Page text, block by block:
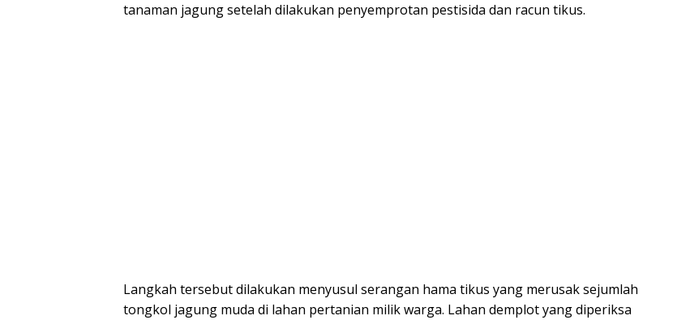
tanaman jagung setelah dilakukan penyemprotan pestisida dan racun tikus.
Langkah tersebut dilakukan menyusul serangan hama tikus yang merusak sejumlah
tongkol jagung muda di lahan pertanian milik warga. Lahan demplot yang diperiksa